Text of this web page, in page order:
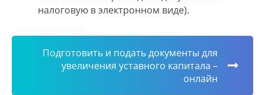
налоговую в электронном виде).
Подготовить и подать документы для
увеличения уставного капитала –
онлайн